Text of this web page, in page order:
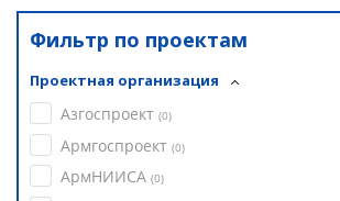
Фильтр по проектам
Проектная организация
Азгоспроект (0)
Армгоспроект (0)
АрмНИИСА (0)